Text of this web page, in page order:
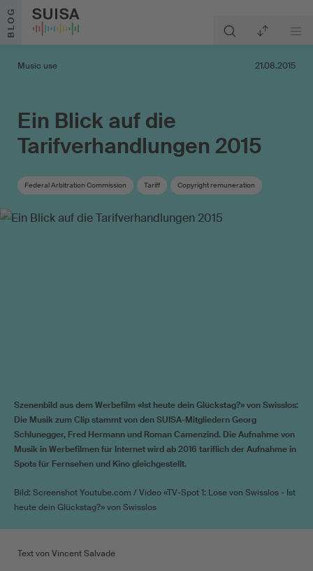
Skip to content
BLOG
Music use 21.08.2015
Ein Blick auf die
Tarifverhandlungen 2015
Federal Arbitration Commission Tariff Copyright remuneration
Szenenbild aus dem Werbefilm «Ist heute dein Glückstag?» von Swisslos:
Die Musik zum Clip stammt von den SUISA-Mitgliedern Georg
Schlunegger, Fred Hermann und Roman Camenzind. Die Aufnahme von
Musik in Werbefilmen für Internet wird ab 2016 tariflich der Aufnahme in
Spots für Fernsehen und Kino gleichgestellt.
Bild: Screenshot Youtube.com / Video «TV-Spot 1: Lose von Swisslos - Ist
heute dein Glückstag?» von Swisslos
Text von Vincent Salvadé